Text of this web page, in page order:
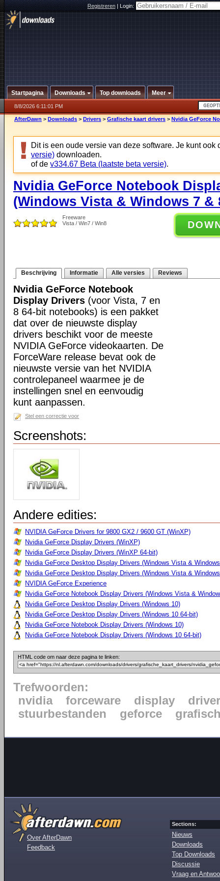
Registreren|Login:
Startpagina Downloads Top downloads Meer
8/8/2026 6:11:01 PM
AfterDawn > Downloads > Drivers > Grafische kaart drivers > Nvidia GeForce
Dit is een oude versie van deze software. Je kunt ook
versie) downloaden.
of de v334.67 Beta (laatste beta versie).
Nvidia GeForce Notebook
(Windows Vista & Windows 7 &
Freeware
Vista / Win7 / Win8
Beschrijving Informatie Alle versies Reviews
Nvidia GeForce Notebook
Display Drivers (voor Vista, 7 en
8 64-bit notebooks) is een pakket
dat over de nieuwste display
drivers beschikt voor de meeste
NVIDIA GeForce videokaarten. De
ForceWare release bevat ook de
nieuwste versie van het NVIDIA
controlepaneel waarmee je de
instellingen snel en eenvoudig
kunt aanpassen.
Stel een correctie voor
Screenshots:
Andere edities:
NVIDIA GeForce Drivers for 9800 GX2 / 9600 GT (WinXP)
Nvidia GeForce Display Drivers (WinXP)
Nvidia GeForce Display Drivers (WinXP 64-bit)
Nvidia GeForce Desktop Display Drivers (Windows Vista &
Nvidia GeForce Desktop Display Drivers (Windows Vista &
NVIDIA GeForce Experience
Nvidia GeForce Notebook Display Drivers (Windows Vista &
Nvidia GeForce Desktop Display Drivers (Windows 10)
Nvidia GeForce Desktop Display Drivers (Windows 10 64-bit)
Nvidia GeForce Notebook Display Drivers (Windows 10)
Nvidia GeForce Notebook Display Drivers (Windows 10 64-bit)
HTML code om naar deze pagina te linken:
Trefwoorden:
nvidia
forceware display
driver
stuurbestanden
geforce
Over AfterDawn
Feedback
Sections:
Nieuws
Downloads
Top Downloads
Discussie
Vraag en